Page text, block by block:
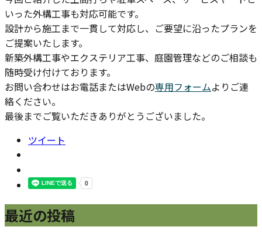
いった外構工事も対応可能です。
設計から施工まで一貫して対応し、ご要望に沿ったプランを
ご提案いたします。
新築外構工事やエクステリア工事、庭園管理などのご相談も
随時受け付けております。
お問い合わせはお電話またはWebの専用フォームよりご連
絡ください。
最後までご覧いただきありがとうございました。
ツイート
最近の投稿